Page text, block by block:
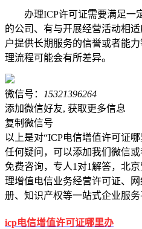
办理ICP许可证需要满足一
的公司、有与开展经营活动相
户提供长期服务的信誉或者能
理流程可能会有所差异。
微信号： 15321396264
添加微信好友, 获取更多信息
复制微信号
以上是对“ICP电信增值许可证
任何疑问，可以添加我们微信或
免费咨询，专人1对1解答，北
理增值电信业务经营许可证、
册、知识产权等一站式企业服务
icp电信增值许可证哪里办